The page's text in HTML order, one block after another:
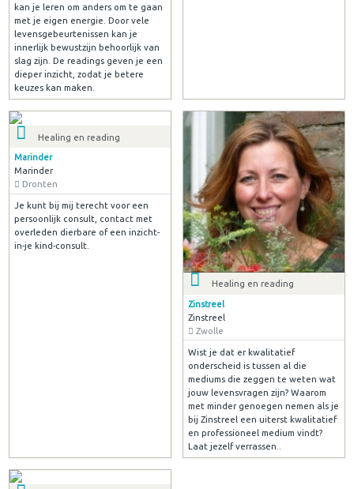
kan je leren om anders om te gaan
met je eigen energie. Door vele
levensgebeurtenissen kan je
innerlijk bewustzijn behoorlijk van
slag zijn. De readings geven je een
dieper inzicht, zodat je betere
keuzes kan maken.
Healing en reading
Marinder
Marinder
Dronten
Je kunt bij mij terecht voor een
persoonlijk consult, contact met
overleden dierbare of een inzicht-
in-je kind-consult.
Healing en reading
Zinstreel
Zinstreel
Zwolle
Wist je dat er kwalitatief
onderscheid is tussen al die
mediums die zeggen te weten wat
jouw levensvragen zijn? Waarom
met minder genoegen nemen als je
bij Zinstreel een uiterst kwalitatief
en professioneel medium vindt?
Laat jezelf verrassen..